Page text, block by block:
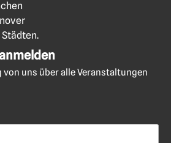
von uns über alle Veranstaltungen